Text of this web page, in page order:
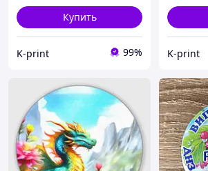
Купить
K-print 99% K-print